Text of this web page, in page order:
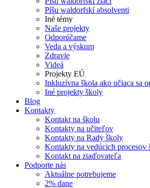
Píšu waldorfskí absolventi
Iné témy
Naše projekty
Odporúčame
Veda a výskum
Zdravie
Videá
Projekty EÚ
Inkluzívna škola ako učiaca sa
Iné projekty školy
Blog
Kontakty
Kontakt na školu
Kontakty na učiteľov
Kontakty na Rady školy
Kontakty na vedúcich procesov
Kontakt na ziaďovateľa
Podporte nás
Aktuálne potrebujeme
2% dane